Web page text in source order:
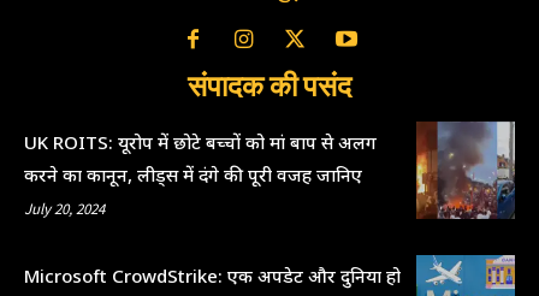
संपादक की पसंद
UK ROITS: यूरोप में छोटे बच्चों को मां बाप से अलग
करने का कानून, लीड्स में दंगे की पूरी वजह जानिए
July 20, 2024
Microsoft CrowdStrike: एक अपडेट और दुनिया हो